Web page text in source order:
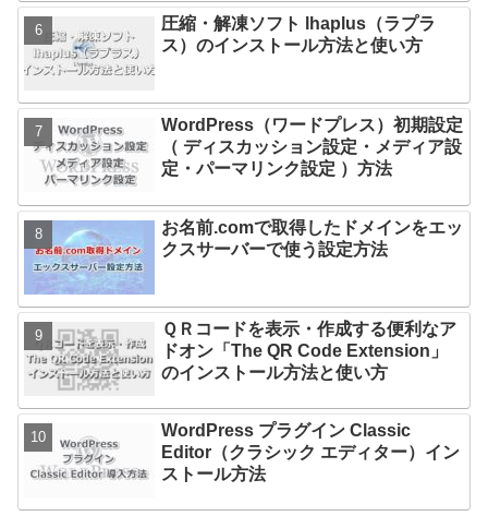
圧縮・解凍ソフト lhaplus（ラプラ
ス）のインストール方法と使い方
WordPress（ワードプレス）初期設定
（ ディスカッション設定・メディア設
定・パーマリンク設定 ）方法
お名前.comで取得したドメインをエッ
クスサーバーで使う設定方法
ＱＲコードを表示・作成する便利なア
ドオン「The QR Code Extension」
のインストール方法と使い方
WordPress プラグイン Classic
Editor（クラシック エディター）イン
ストール方法